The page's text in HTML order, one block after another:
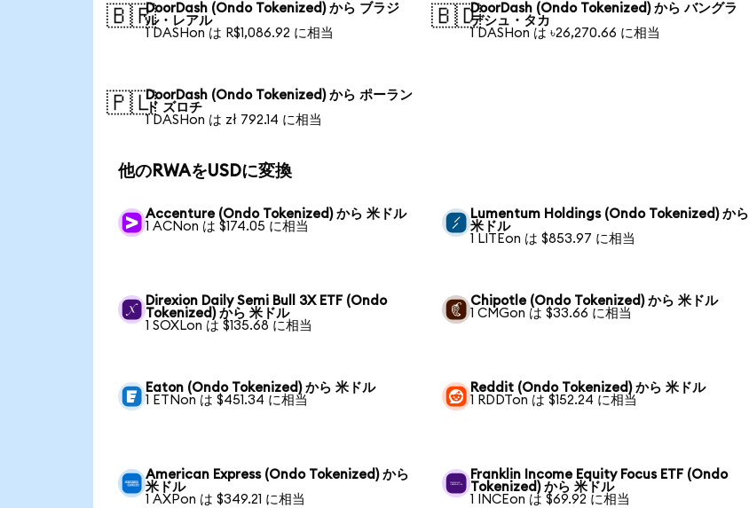
🇧🇷DoorDash (Ondo Tokenized) から ブラジ
ル・レアル
1 DASHon は R$1,086.92 に相当
🇧🇩DoorDash (Ondo Tokenized) から バングラ
デシュ・タカ
1 DASHon は ৳26,270.66 に相当
🇵🇱DoorDash (Ondo Tokenized) から ポーラン
ド ズロチ
1 DASHon は zł 792.14 に相当
他のRWAをUSDに変換
Accenture (Ondo Tokenized) から 米ドル
1 ACNon は $174.05 に相当
Lumentum Holdings (Ondo Tokenized) から
米ドル
1 LITEon は $853.97 に相当
Direxion Daily Semi Bull 3X ETF (Ondo
Tokenized) から 米ドル
1 SOXLon は $135.68 に相当
Chipotle (Ondo Tokenized) から 米ドル
1 CMGon は $33.66 に相当
Eaton (Ondo Tokenized) から 米ドル
1 ETNon は $451.34 に相当
Reddit (Ondo Tokenized) から 米ドル
1 RDDTon は $152.24 に相当
American Express (Ondo Tokenized) から
米ドル
1 AXPon は $349.21 に相当
Franklin Income Equity Focus ETF (Ondo
Tokenized) から 米ドル
1 INCEon は $69.92 に相当